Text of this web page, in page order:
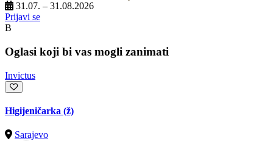
31.07. – 31.08.2026
Prijavi se
B
Oglasi koji bi vas mogli zanimati
Invictus
Higijeničarka (ž)
Sarajevo